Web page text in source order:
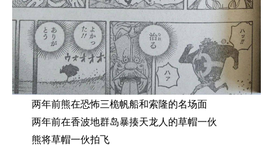
两年前熊在恐怖三桅帆船和索隆的名场面
两年前在香波地群岛暴揍天龙人的草帽一伙
熊将草帽一伙拍飞